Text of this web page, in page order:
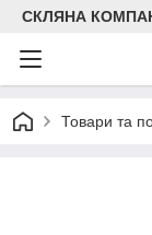
СКЛЯНА
Товари та